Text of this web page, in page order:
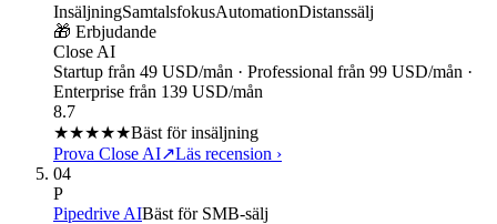
InsäljningSamtalsfokusAutomationDistanssälj
🎁 Erbjudande
Close AI
Startup från 49 USD/mån · Professional från 99 USD/mån ·
Enterprise från 139 USD/mån
8.7
★★★★★Bäst för insäljning
Prova Close AI↗Läs recension ›
04
P
Pipedrive AIBäst för SMB-sälj